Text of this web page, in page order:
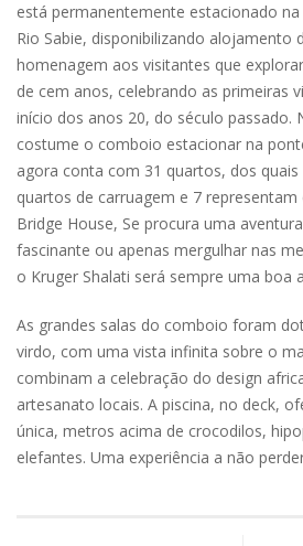
está permanentemente estacionado
Rio Sabie, disponibilizando alojamento
homenagem aos visitantes que
de cem anos, celebrando as primeiras
início dos anos 20, do século passado.
costume o comboio estacionar na
agora conta com 31 quartos, dos
quartos de carruagem e 7
Bridge House, Se procura uma
fascinante ou apenas mergulhar nas
o Kruger Shalati será sempre uma boa
As grandes salas do comboio foram
virdo, com uma vista infinita sobre o
combinam a celebração do design
artesanato locais. A piscina, no deck,
única, metros acima de crocodilos,
elefantes. Uma experiência a não